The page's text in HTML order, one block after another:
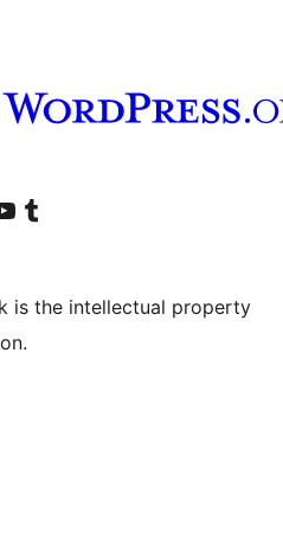
LinkedIn
de TikTok
nuestro canal de YouTube
Visita nuestra cuenta de Tumblr
is the intellectual property